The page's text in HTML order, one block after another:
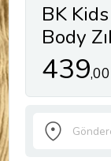
BK
Body
439